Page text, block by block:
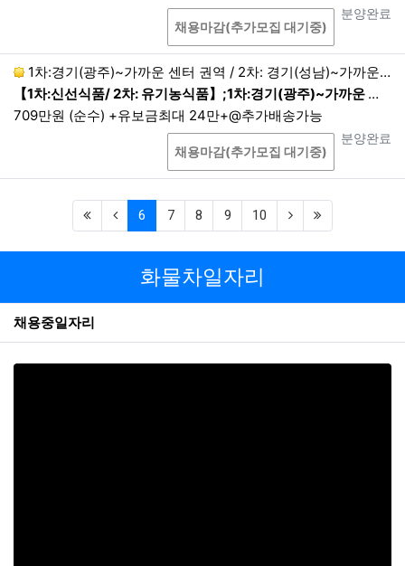
진행상태
분양완료
상담
채용마감(추가모집 대기중)
1차:경기(광주)~가까운 센터 권역 / 2차: 경기(성남)~가까운 센터 권역 현지퇴근
【1차:신선식품/ 2차: 유기농식품】;1차:경기(광주)~가까운 센터 권역 / 2차: 경기(성남)~가까운 센터 권역 현지퇴근;1차 :18:00~24:00 / 2차:01:00~06:0…
709만원 (순수) +유보금최대 24만+@추가배송가능
진행상태
분양완료
상담
채용마감(추가모집 대기중)
(first)(previous)
6 (current)
7 8 9 10 (next)
화물차일자리
채용중일자리